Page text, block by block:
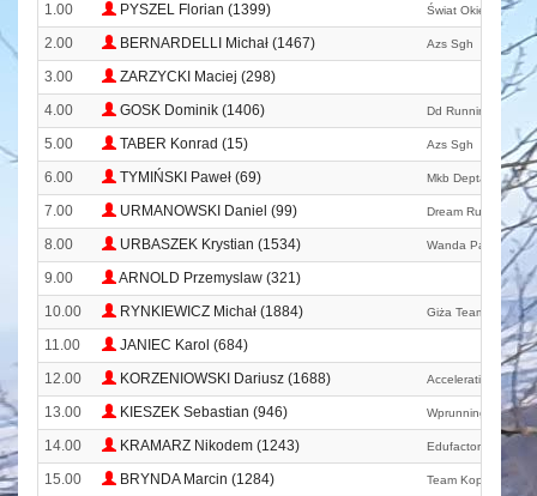
1.00 PYSZEL Florian (1399) Świat Okiem
2.00 BERNARDELLI Michał (1467) Azs Sgh
3.00
ZARZYCKI Maciej (298)
4.00
GOSK Dominik (1406) Dd Running Team
5.00 TABER Konrad (15) Azs Sgh
6.00 TYMIŃSKI Paweł (69) Mkb Deptak
7.00 URMANOWSKI Daniel (99) Dream Run
8.00 URBASZEK Krystian (1534) Wanda Panfil Team
9.00
ARNOLD Przemyslaw (321)
10.00
RYNKIEWICZ Michał (1884) Giża Team
11.00
JANIEC Karol (684)
12.00
KORZENIOWSKI Dariusz (1688) Accelerating Poland
13.00 KIESZEK Sebastian (946) Wprunning
14.00 KRAMARZ Nikodem (1243) Edufactory
15.00 BRYNDA Marcin (1284) Team Kopeć